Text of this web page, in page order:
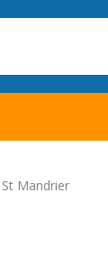
St Mandrier